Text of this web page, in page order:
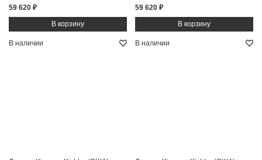
59 620 ₽
59 620 ₽
В наличии В наличии